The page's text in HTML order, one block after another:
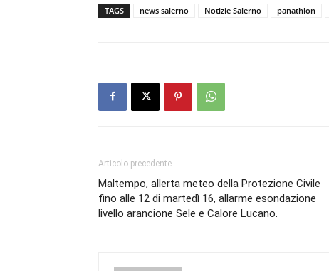
TAGS news salerno Notizie Salerno panathlon
Articolo precedente
Maltempo, allerta meteo della Protezione Civile
fino alle 12 di martedì 16, allarme esondazione
livello arancione Sele e Calore Lucano.